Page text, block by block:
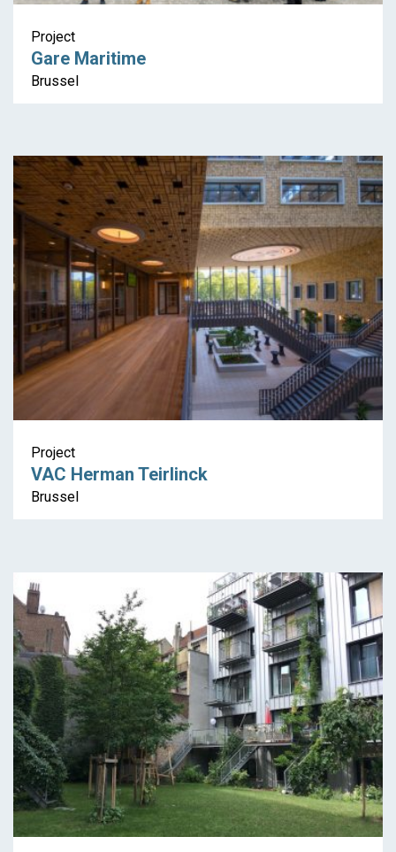
Project
Gare Maritime
Brussel
Project
VAC Herman Teirlinck
Brussel